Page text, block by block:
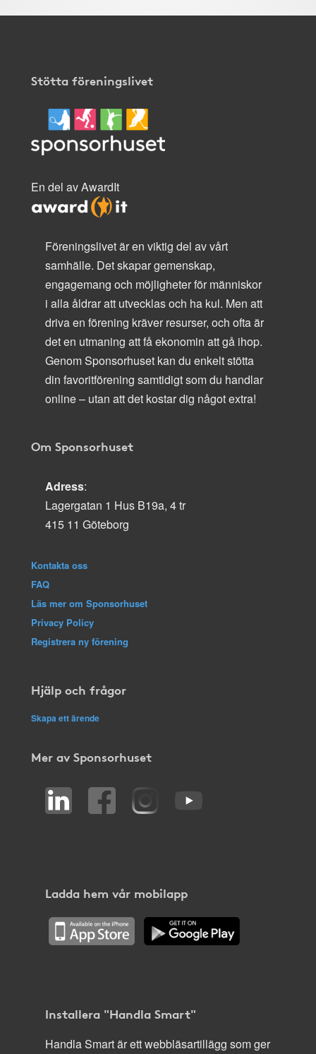
Stötta föreningslivet
En del av AwardIt
Föreningslivet är en viktig del av vårt
samhälle. Det skapar gemenskap,
engagemang och möjligheter för människor
i alla åldrar att utvecklas och ha kul. Men att
driva en förening kräver resurser, och ofta är
det en utmaning att få ekonomin att gå ihop.
Genom Sponsorhuset kan du enkelt stötta
din favoritförening samtidigt som du handlar
online – utan att det kostar dig något extra!
Om Sponsorhuset
Adress:
Lagergatan 1 Hus B19a, 4 tr
415 11 Göteborg
Kontakta oss
FAQ
Läs mer om Sponsorhuset
Privacy Policy
Registrera ny förening
Hjälp och frågor
Skapa ett ärende
Mer av Sponsorhuset
Ladda hem vår mobilapp
Installera "Handla Smart"
Handla Smart är ett webbläsartillägg som ger